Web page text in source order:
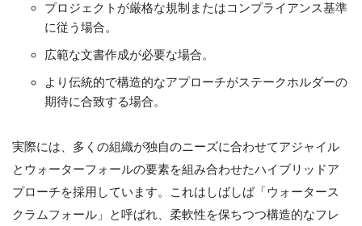
プロジェクトが厳格な規制またはコンプライアンス基準
に従う場合。
広範な文書作成が必要な場合。
より伝統的で構造的なアプローチがステークホルダーの
期待に合致する場合。
実際には、多くの組織が独自のニーズに合わせてアジャイル
とウォーターフォールの要素を組み合わせたハイブリッドア
プローチを採用しています。これはしばしば「ウォータース
クラムフォール」と呼ばれ、柔軟性を保ちつつ構造的なフレ